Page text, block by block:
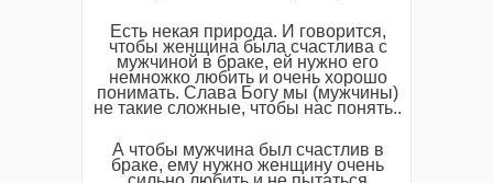
Есть некая природа. И говорится,
чтобы женщина была счастлива с
мужчиной в браке, ей нужно его
немножко любить и очень хорошо
понимать. Слава Богу мы (мужчины)
не такие сложные, чтобы нас понять..
А чтобы мужчина был счастлив в
браке, ему нужно женщину очень